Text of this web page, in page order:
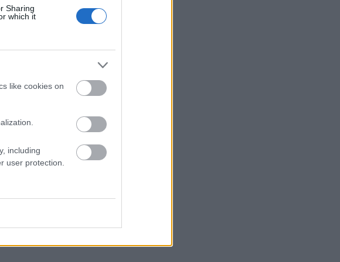
Sharing
which it
like cookies on
including
user protection.